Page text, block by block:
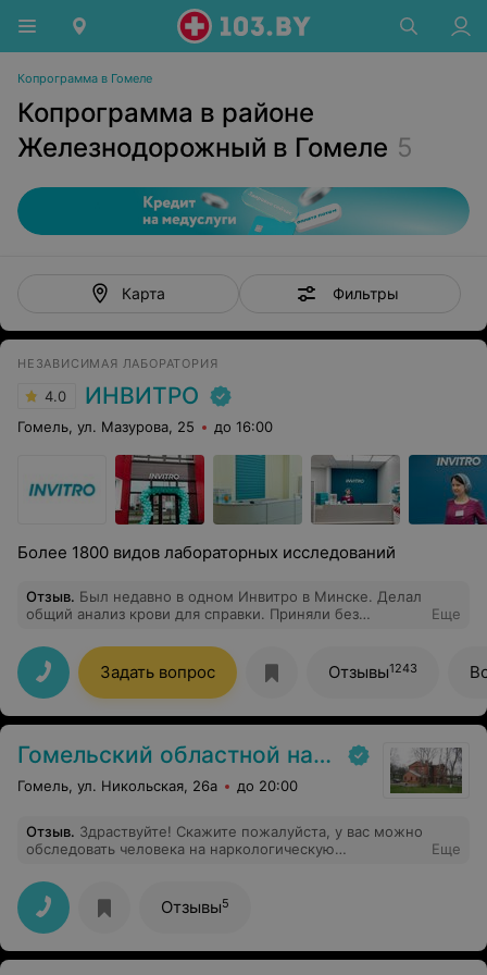
Копрограмма в Гомеле
Копрограмма в районе
Железнодорожный в Гомеле 5
Карта Фильтры
НЕЗАВИСИМАЯ ЛАБОРАТОРИЯ
4.0 ИНВИТРО
Гомель, ул. Мазурова, 25 до 16:00
Более 1800 видов лабораторных исследований
Отзыв. Был недавно в одном Инвитро в Минске. Делал
общий анализ крови для справки. Приняли без
обращаться.
Еще
Задать вопрос Отзывы1243
Гомельский oбластной наркологический диспансер
Гомель, ул. Никольская, 26а до 20:00
Отзыв. Здраствуйте! Скажите пожалуйста, у вас можно
обследовать человека на наркологическую
Еще
Отзывы5